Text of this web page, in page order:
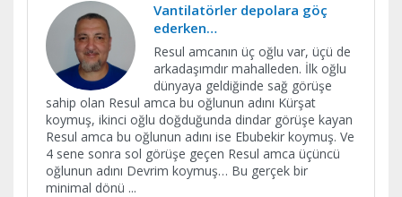
Vantilatörler depolara göç
ederken…
Resul amcanın üç oğlu var, üçü de
arkadaşımdır mahalleden. İlk oğlu
dünyaya geldiğinde sağ görüşe
sahip olan Resul amca bu oğlunun adını Kürşat
koymuş, ikinci oğlu doğduğunda dindar görüşe kayan
Resul amca bu oğlunun adını ise Ebubekir koymuş. Ve
4 sene sonra sol görüşe geçen Resul amca üçüncü
oğlunun adını Devrim koymuş… Bu gerçek bir
minimal dönü ...